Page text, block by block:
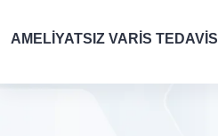
AMELIYATSIZ VARIS TEDAVISI